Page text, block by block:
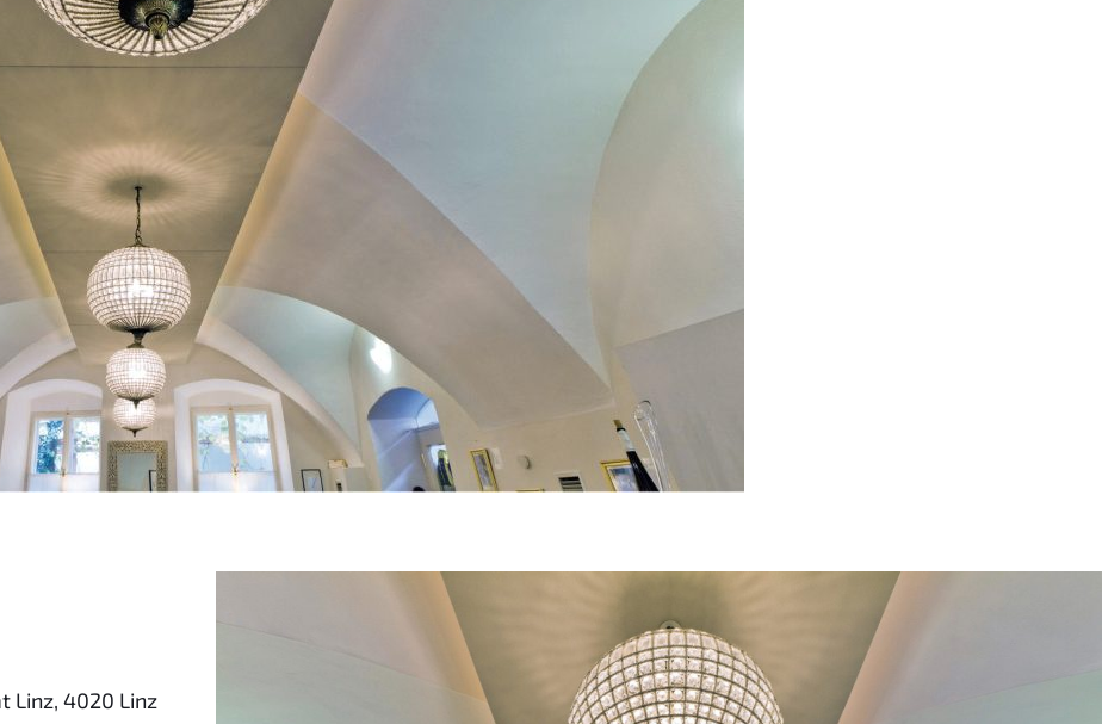
Linz, 4020 Linz